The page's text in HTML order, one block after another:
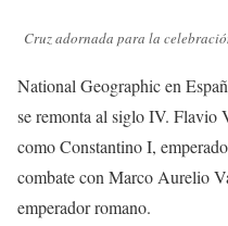
Cruz adornada para la
National Geographic en
se remonta al siglo IV. Flavio
como Constantino I,
combate con Marco Aurelio
emperador romano.